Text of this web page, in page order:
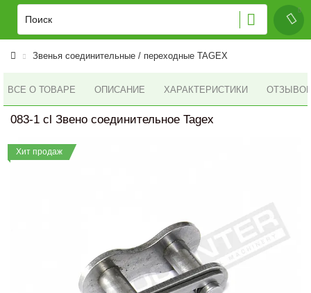
Звенья соединительные / переходные TAGEX
ВСЕ О ТОВАРЕ ОПИСАНИЕ ХАРАКТЕРИСТИКИ ОТЗЫВОВ
083-1 cl Звено соединительное Tagex
Хит продаж